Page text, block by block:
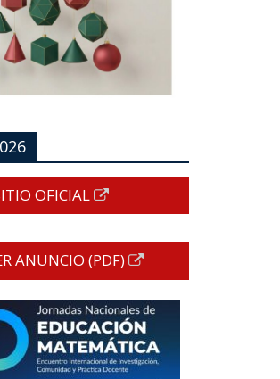
OFICIAL
ANUNCIO (PDF)